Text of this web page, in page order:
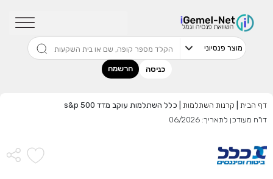
כניסה הרשמה
דף הבית קרנות השתלמות
כלל השתלמות עוקב מדד s&p 500
דו"ח מעודכן לתאריך: 06/2026
שדרגו למסלול המוביל בתשואה בליווי
מתכנן פיננסי (ללא עלות), השאירו פרטים: